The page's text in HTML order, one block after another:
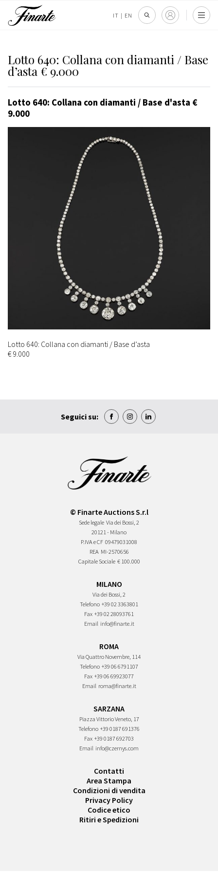
IT | EN
Lotto 640: Collana con diamanti / Base
d’asta € 9.000
Lotto 640: Collana con diamanti / Base d'asta €
9.000
Lotto 640: Collana con diamanti / Base d’asta
€ 9.000
Seguici su:
© Finarte Auctions S.r.l
Sede legale Via dei Bossi, 2
20121 - Milano
P.IVA e CF 09479031008
REA MI-2570656
Capitale Sociale € 100.000
MILANO
Via dei Bossi, 2
Telefono +39 02 3363801
Fax +39 02 28093761
Email info@finarte.it
ROMA
Via Quattro Novembre, 114
Telefono +39 06 6791107
Fax +39 06 69923077
Email roma@finarte.it
SARZANA
Piazza Vittorio Veneto, 17
Telefono +39 0187 691376
Fax +39 0187 692703
Email info@czernys.com
Contatti
Area Stampa
Condizioni di vendita
Privacy Policy
Codice etico
Ritiri e Spedizioni